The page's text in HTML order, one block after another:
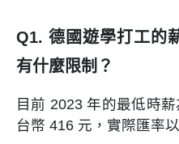
Q1. 德國遊學打工的
有什麼限制？
目前 2023 年的最低時
台幣 416 元，實際匯率